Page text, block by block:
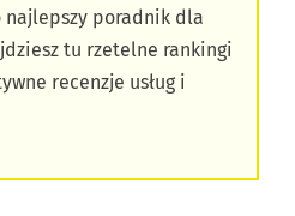
poradnik dla
tu rzetelne rankingi
recenzje usług i